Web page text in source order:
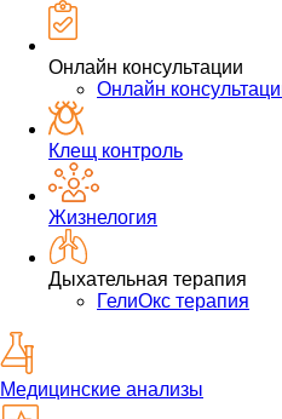
Онлайн консультации
Онлайн
Клещ контроль
Жизнелогия
Дыхательная терапия
ГелиОкс терапия
Медицинские анализы